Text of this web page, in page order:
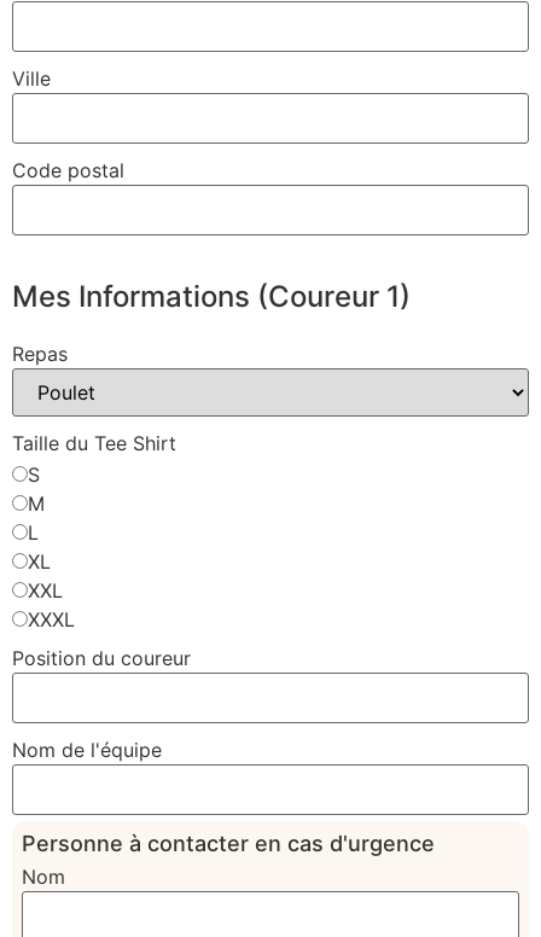
Ville
Code postal
Mes Informations (Coureur 1)
Repas
Taille du Tee Shirt
S
M
L
XL
XXL
XXXL
Position du coureur
Nom de l'équipe
Personne à contacter en cas d'urgence
Nom